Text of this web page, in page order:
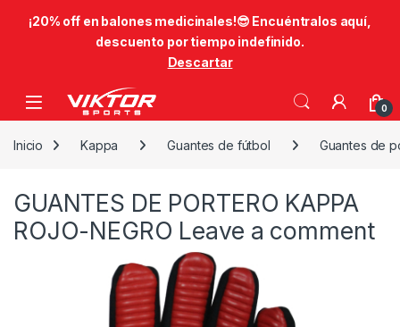
​¡20% off en balones medicinales!😎​ Encuéntralos aquí,
descuento por tiempo indefinido.
Descartar
Skip to navigation
Skip to content
0
Inicio Kappa Guantes de fútbol Guantes de
GUANTES DE PORTERO KAPPA
ROJO-NEGRO Leave a comment